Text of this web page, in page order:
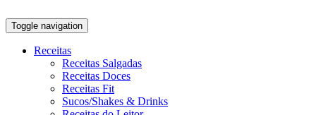
Toggle navigation
Receitas
Receitas Salgadas
Receitas Doces
Receitas Fit
Sucos/Shakes & Drinks